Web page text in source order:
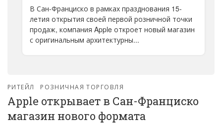
В Сан-Франциско в рамках празднования 15-
летия открытия своей первой розничной точки
продаж, компания Apple откроет новый магазин
с оригинальным архитектурны...
РИТЕЙЛ РОЗНИЧНАЯ ТОРГОВЛЯ
Apple открывает в Сан-Франциско
магазин нового формата